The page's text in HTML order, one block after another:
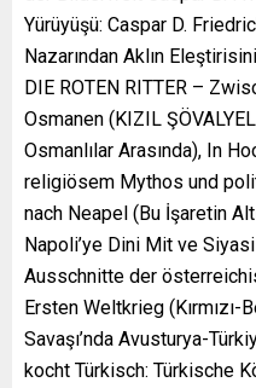
Yürüyüşü: Caspar D.
Nazarından Aklın
DIE ROTEN RITTER –
Osmanen (KIZIL
Osmanlılar Arasında), In
religiösem Mythos und
nach Neapel (Bu İşaretin
Napoli’ye Dini Mit ve
Ausschnitte der
Ersten Weltkrieg (Kırmızı-
Savaşı’nda Avusturya-
kocht Türkisch: Türkische